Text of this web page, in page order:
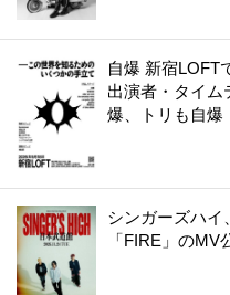
自爆 新宿LOFT
出演者・タイム
爆、トリも自爆
シンガーズハイ
「FIRE」のMV